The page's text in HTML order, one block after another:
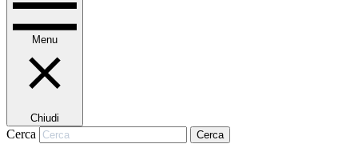
Menu
Chiudi
Cerca Cerca